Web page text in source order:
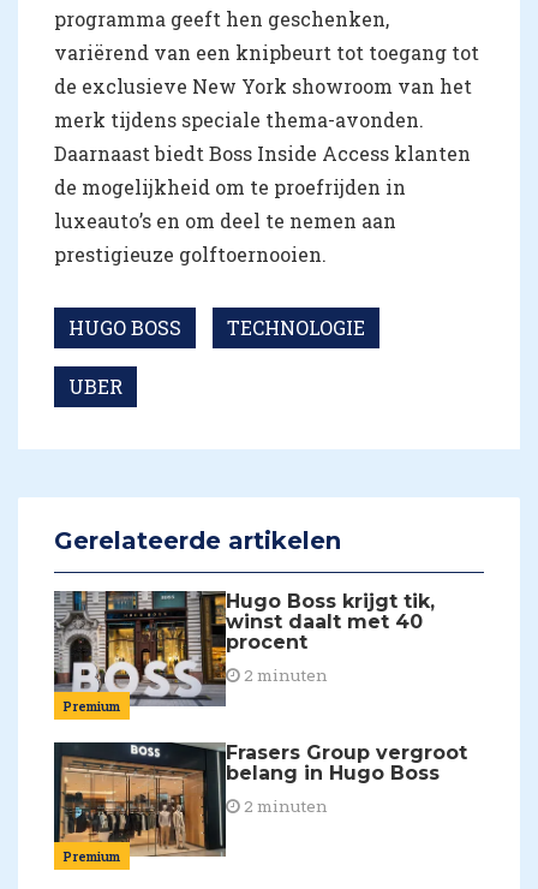
programma geeft hen geschenken,
variërend van een knipbeurt tot toegang tot
de exclusieve New York showroom van het
merk tijdens speciale thema-avonden.
Daarnaast biedt Boss Inside Access klanten
de mogelijkheid om te proefrijden in
luxeauto’s en om deel te nemen aan
prestigieuze golftoernooien.
HUGO BOSS TECHNOLOGIE
UBER
Gerelateerde artikelen
Premium
Hugo Boss krijgt tik,
winst daalt met 40
procent
2 minuten
Premium
Frasers Group vergroot
belang in Hugo Boss
2 minuten